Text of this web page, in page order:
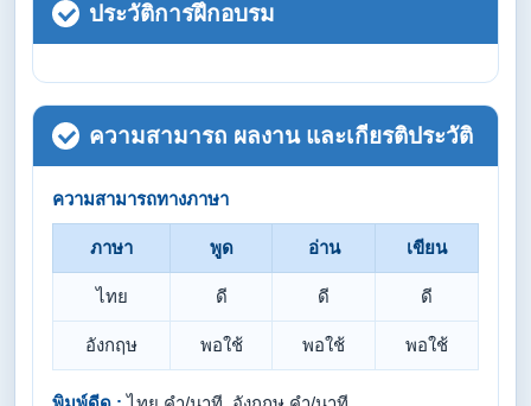
ประวัติการฝึกอบรม
ความสามารถ ผลงาน และเกียรติประวัติ
ความสามารถทางภาษา
ภาษา พูด อ่าน เขียน
ไทย ดี ดี ดี
อังกฤษ พอใช้ พอใช้ พอใช้